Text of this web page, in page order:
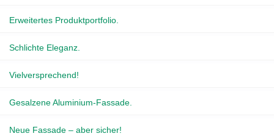
Erweitertes Produktportfolio.
Schlichte Eleganz.
Vielversprechend!
Gesalzene Aluminium-Fassade.
Neue Fassade – aber sicher!